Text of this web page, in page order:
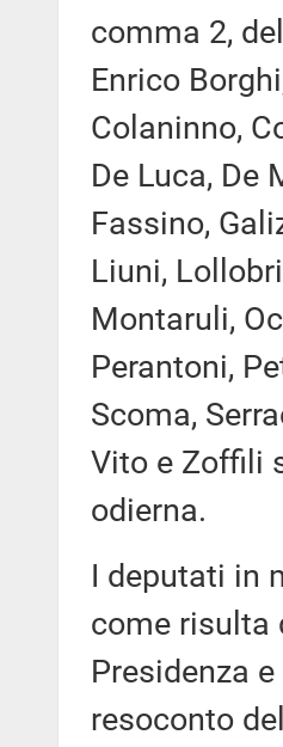
comma 2,
Enrico
Colaninno,
De Luca, De
Fassino,
Liuni,
Montaruli,
Perantoni,
Scoma,
Vito e Zoffili
odierna.
I deputati in
come risulta
Presidenza
resoconto